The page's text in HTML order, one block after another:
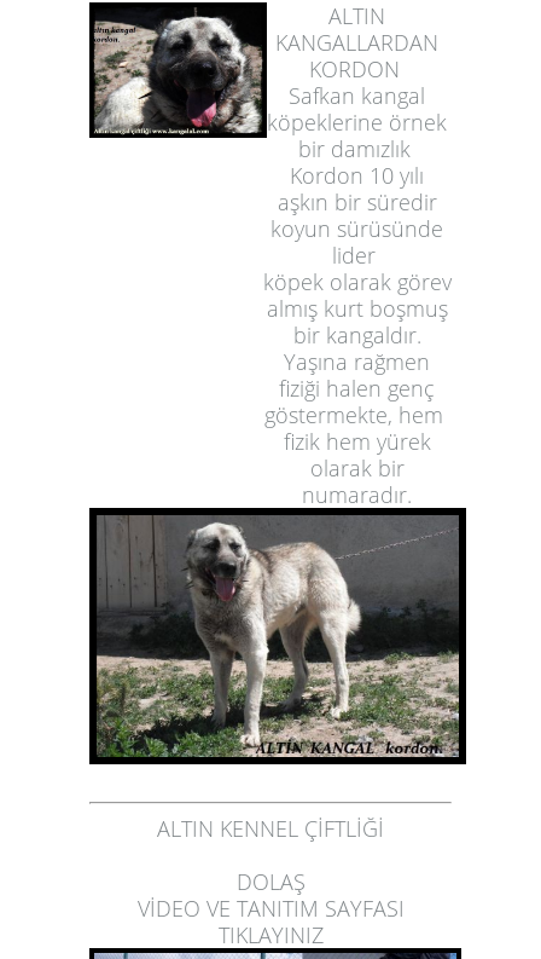
ALTIN
KANGALLARDAN
KORDON
Safkan kangal
köpeklerine örnek
bir damızlık
Kordon 10 yılı
aşkın bir süredir
koyun sürüsünde
lider
köpek olarak görev
almış kurt boşmuş
bir kangaldır.
Yaşına rağmen
fiziği halen genç
göstermekte, hem
fizik hem yürek
olarak bir
numaradır.
ALTIN KENNEL ÇİFTLİĞİ
DOLAŞ
VİDEO VE TANITIM SAYFASI
TIKLAYINIZ